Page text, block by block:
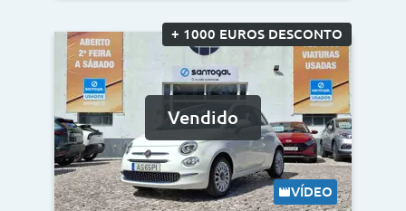
+ 1000 EUROS DESCONTO
Vendido
VÍDEO